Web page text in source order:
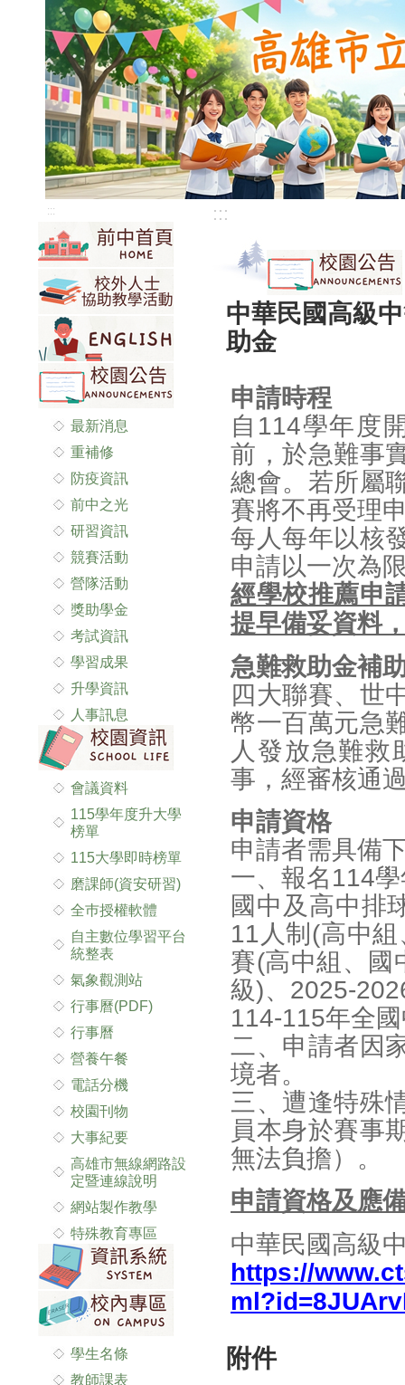
:::
最新消息
重補修
防疫資訊
前中之光
研習資訊
競賽活動
營隊活動
獎助學金
考試資訊
學習成果
升學資訊
人事訊息
會議資料
115學年度升大學
榜單
115大學即時榜單
磨課師(資安研習)
全巿授權軟體
自主數位學習平台
統整表
氣象觀測站
行事曆(PDF)
行事曆
營養午餐
電話分機
校園刊物
大事紀要
高雄市無線網路設
定暨連線說明
網站製作教學
特殊教育專區
學生名條
教師課表
:::
中華民國高級
助金
申請時程
自114學年度
前，於急難事
總會。若所屬
賽將不再受理
每人每年以核
申請以一次為
經學校推薦申
提早備妥資料
急難救助金補
四大聯賽、世
幣一百萬元急
人發放急難救
事，經審核通
申請資格
申請者需具備
一、報名114
國中及高中排
11人制(高中
賽(高中組、國
級)、2025-
114-115年全
二、申請者因
境者。
三、遭逢特殊
員本身於賽事
無法負擔）。
申請資格及應
中華民國高級
https://
附件